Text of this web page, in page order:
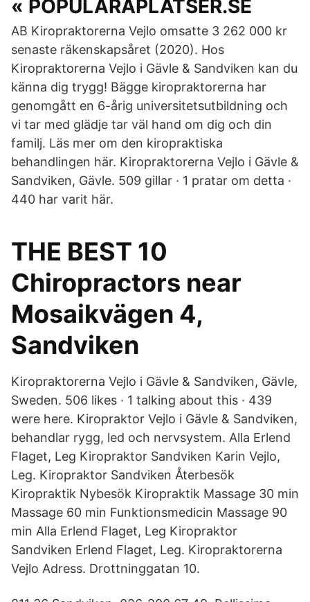
« POPULÄRAPLATSER.SE
AB Kiropraktorerna Vejlo omsatte 3 262 000 kr
senaste räkenskapsåret (2020). Hos
Kiropraktorerna Vejlo i Gävle & Sandviken kan du
känna dig trygg! Bägge kiropraktorerna har
genomgått en 6-årig universitetsutbildning och
vi tar med glädje tar väl hand om dig och din
familj. Läs mer om den kiropraktiska
behandlingen här. Kiropraktorerna Vejlo i Gävle &
Sandviken, Gävle. 509 gillar · 1 pratar om detta ·
440 har varit här.
THE BEST 10
Chiropractors near
Mosaikvägen 4,
Sandviken
Kiropraktorerna Vejlo i Gävle & Sandviken, Gävle,
Sweden. 506 likes · 1 talking about this · 439
were here. Kiropraktor Vejlo i Gävle & Sandviken,
behandlar rygg, led och nervsystem. Alla Erlend
Flaget, Leg Kiropraktor Sandviken Karin Vejlo,
Leg. Kiropraktor Sandviken Återbesök
Kiropraktik Nybesök Kiropraktik Massage 30 min
Massage 60 min Funktionsmedicin Massage 90
min Alla Erlend Flaget, Leg Kiropraktor
Sandviken Erlend Flaget, Leg. Kiropraktorerna
Vejlo Adress. Drottninggatan 10.